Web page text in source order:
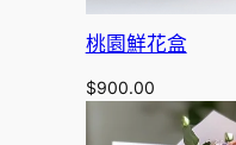
桃園鮮花盒
$900.00